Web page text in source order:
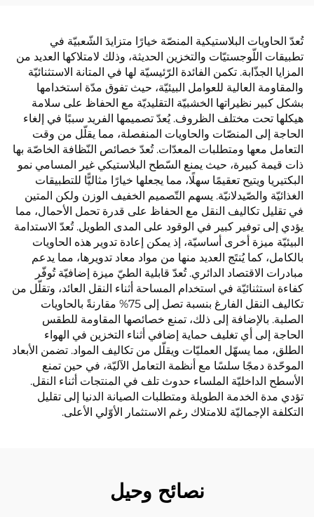
تُعدّ الحاويات البلاستيكية المنصّة خيارًا متزايدَ الشّعبيّة في
تطبيقات اللّوجستيّات والتخزين الحديثة، وذلك لامتلاكها العديد من
المزايا الجذّابة. تكمن الفائدة الرّئيسيّة لها في المتانة الاستثنائيّة
والمقاومة العالية للعوامل البيئيّة، حيث تفوق مدّة استخدامها
بشكل كبير نظيراتها الخشبيّة التقليديّة مع الحفاظ على سلامة
هيكلها تحت مختلف الظروف. يُعدّ تصميمها الفريد سببًا في إلغاء
الحاجة إلى المنصّات والحاويات المنفصلة، مما يقلّل من وقت
التعامل معها ومتطلبات المعدّات. تُعدّ خصائص النّظافة الخاصّة بها
ذات قيمة كبيرة، حيث يمنع السّطح البلاستيكي غير المسامي نمو
البكتيريا ويتيح تعقيمًا سهلًا، مما يجعلها خيارًا مثاليًّا للتطبيقات
الغذائيّة والصّيدلانيّة. يسهم التّصميم الخفيف الوزن ولكن المتين
في تقليل تكاليف النقل مع الحفاظ على قدرة تحمل الأحمال، مما
يؤدي إلى توفير كبير في الوقود على المدى الطويل. تُعدّ الاستدامة
البيئيّة ميزة أخرى أساسيّة، إذ يمكن إعادة تدوير هذه الحاويات
بالكامل، كما يُنتَج العديد منها من مواد معاد تدويرها، مما يدعم
مبادرات الاقتصاد الدائري. تُعدّ قابلية الطيّ ميزة إضافيّة تُوفّر
كفاءة استثنائيّة في استخدام المساحة أثناء النقل العائد، وتقلّل من
تكاليف النقل الفارغ بنسبة تصل إلى 75% مقارنةً بالحاويات
الصلبة. بالإضافة إلى ذلك، تمنع خصائصها المقاومة للطقس
الحاجة إلى أي تغليف حماية إضافي أثناء التخزين في الهواء
الطلق، مما يسهّل العمليّات ويقلّل من تكاليف المواد. تضمن الأبعاد
الموحّدة دمجًا سلسًا مع أنظمة التعامل الآليّة، في حين تمنع
الأسطح الداخليّة الملساء حدوث تلف في المنتجات أثناء النقل.
تؤدي مدة الخدمة الطويلة ومتطلبات الصيانة الدنيا إلى تقليل
التكلفة الإجماليّة للامتلاك رغم الاستثمار الأوّلي الأعلى.
نصائح وحيل